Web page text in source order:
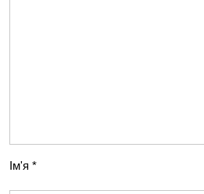
Ім'я *